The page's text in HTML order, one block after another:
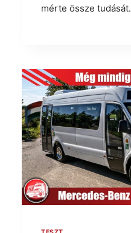
mérte össze tudását.